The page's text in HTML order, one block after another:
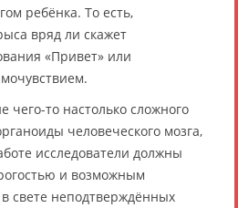
ребёнка. То есть,
вряд ли скажет
«Привет» или
чего-то настолько сложного
человеческого мозга,
исследователи должны
и возможным
свете неподтверждённых